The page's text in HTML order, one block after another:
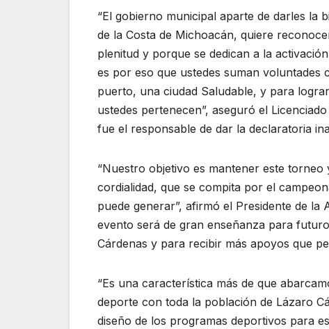
“El gobierno municipal aparte de darles la
de la Costa de Michoacán, quiere
plenitud y porque se dedican a la
es por eso que ustedes suman
puerto, una ciudad Saludable, y para
ustedes pertenecen”, aseguró el
fue el responsable de dar la declaratoria
“Nuestro objetivo es mantener este
cordialidad, que se compita por el
puede generar”, afirmó el Presidente de
evento será de gran enseñanza para
Cárdenas y para recibir más apoyos que
“Es una característica más de que
deporte con toda la población de Lázaro
diseño de los programas deportivos para